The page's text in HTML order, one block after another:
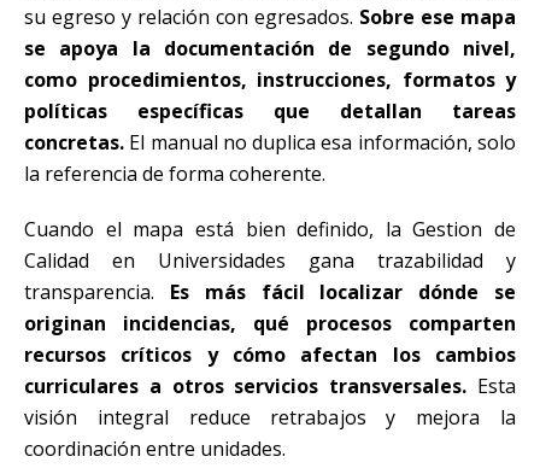
su egreso y relación con egresados. Sobre ese mapa
se apoya la documentación de segundo nivel,
como procedimientos, instrucciones, formatos y
políticas específicas que detallan tareas
concretas. El manual no duplica esa información, solo
la referencia de forma coherente.
Cuando el mapa está bien definido, la Gestion de
Calidad en Universidades gana trazabilidad y
transparencia. Es más fácil localizar dónde se
originan incidencias, qué procesos comparten
recursos críticos y cómo afectan los cambios
curriculares a otros servicios transversales. Esta
visión integral reduce retrabajos y mejora la
coordinación entre unidades.